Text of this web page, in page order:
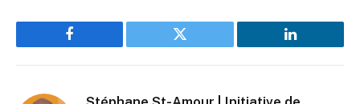
Facebook Twitter LinkedIn